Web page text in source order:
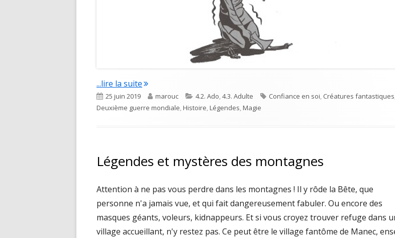
...lire la suite"L’homme gribouillé"
Published
on
25 juin 2019 Author
marouc Categories
4.2. Ado,4.3. Adulte Tags
Confiance en soi, Créatures fantastiques
Deuxième guerre mondiale,Histoire,Légendes,Magie
Légendes et mystères des montagnes
Attention à ne pas vous perdre dans les montagnes ! Il y rôde la Bête, que
personne n'a jamais vue, et qui fait dangereusement fabuler. Ou encore des
masques géants, voleurs, kidnappeurs. Et si vous croyez trouver refuge dans
village accueillant, n'y restez pas. Ce peut être le village fantôme de Manec,